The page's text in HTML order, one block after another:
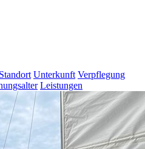
Standort Unterkunft Verpflegung
Leistungen